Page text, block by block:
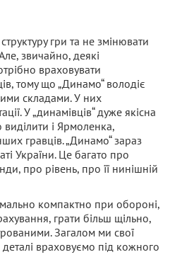
гри та не змінювати
звичайно, деякі
враховувати
тому що „Динамо“ володіє
складами. У них
У „динамівців“ дуже якісна
виділити і Ярмоленка,
гравців. „Динамо“ зараз
України. Це багато про
про рівень, про її нинішній
компактно при обороні,
грати більш щільно,
Загалом ми свої
враховуємо під кожного